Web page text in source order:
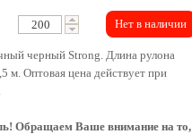
Нет в наличии
черный Strong. Длина рулона
м. Оптовая цена действует при
Обращаем Ваше внимание на то,